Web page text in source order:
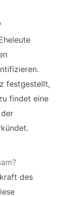
festgestellt,
findet eine
des